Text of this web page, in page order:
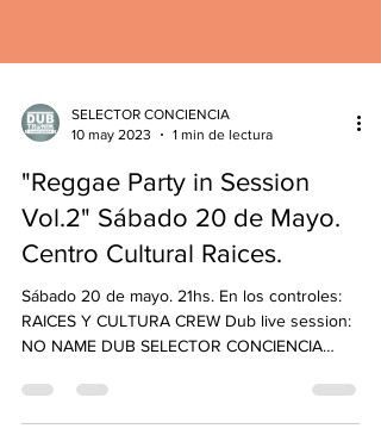
SELECTOR CONCIENCIA
"Reggae Party in Session
Vol.2" Sábado 20 de Mayo.
Sábado 20 de mayo. 21hs. En los controles:
RAICES Y CULTURA CREW Dub live session:
DUBWISE DUB MASTER...